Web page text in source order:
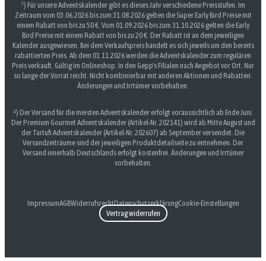
³) Für unsere Adventskalender gibt es dieses Jahr verschiedene Preisstufen. Im
Zeitraum vom 03.06.2026 bis zum 31.08.2026 gelten die Super Early Bird Preise mit
einem Rabatt von bis zu 50 €. Vom 01.09.2026 bis zum 31.10.2026 gelten die Early
Bird Preise mit einem Rabatt von bis zu 20 €. Der Rabatt ist an dem jeweiligen
Kalender ausgewiesen. Bei dem Verkaufspreis handelt es sich jeweils um den bereits
rabattierten Preis. Ab dem 01.11.2026 werden die Adventskalender zum regulären
Preis verkauft. Gültig im Onlineshop. In den Gepp's Filialen nach Angebot vor Ort. Nur
so lange der Vorrat reicht. Nicht kombinierbar mit anderen Aktionen und Rabatten.
Änderungen und Irrtümer vorbehalten.
⁴) Der Versand für die meisten Adventskalender erfolgt voraussichtlich ab Ende Juni.
Der Premium Gourmet Adventskalender (Artikel-Nr. 202141) wird ab Mitte August und
der Tartufi Adventskalender (Artikel-Nr. 202607) ab September versendet. Die
Versandzeiträume sind der jeweiligen Produktdetailseite zu entnehmen. Der
Versand innerhalb Deutschlands erfolgt kostenfrei. Änderungen und Irrtümer
vorbehalten.
ImpressumAGBWiderrufsrechtDatenschutzerklärungCookie-Einstellungen
Vertrag widerrufen